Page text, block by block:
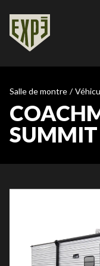
Salle de montre /
SUMMIT